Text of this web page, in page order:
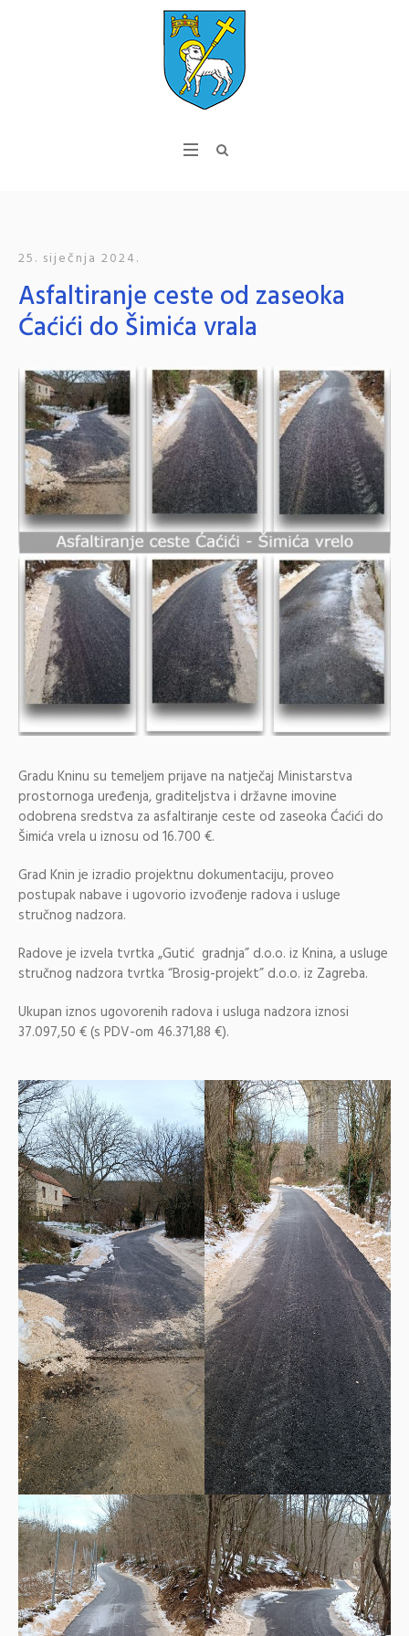
25. siječnja 2024.
Asfaltiranje ceste od zaseoka
Ćaćići do Šimića vrala
Gradu Kninu su temeljem prijave na natječaj Ministarstva
prostornoga uređenja, graditeljstva i državne imovine
odobrena sredstva za asfaltiranje ceste od zaseoka Ćaćići do
Šimića vrela u iznosu od 16.700 €.
Grad Knin je izradio projektnu dokumentaciju, proveo
postupak nabave i ugovorio izvođenje radova i usluge
stručnog nadzora.
Radove je izvela tvrtka „Gutić gradnja” d.o.o. iz Knina, a usluge
stručnog nadzora tvrtka “Brosig-projekt” d.o.o. iz Zagreba.
Ukupan iznos ugovorenih radova i usluga nadzora iznosi
37.097,50 € (s PDV-om 46.371,88 €).